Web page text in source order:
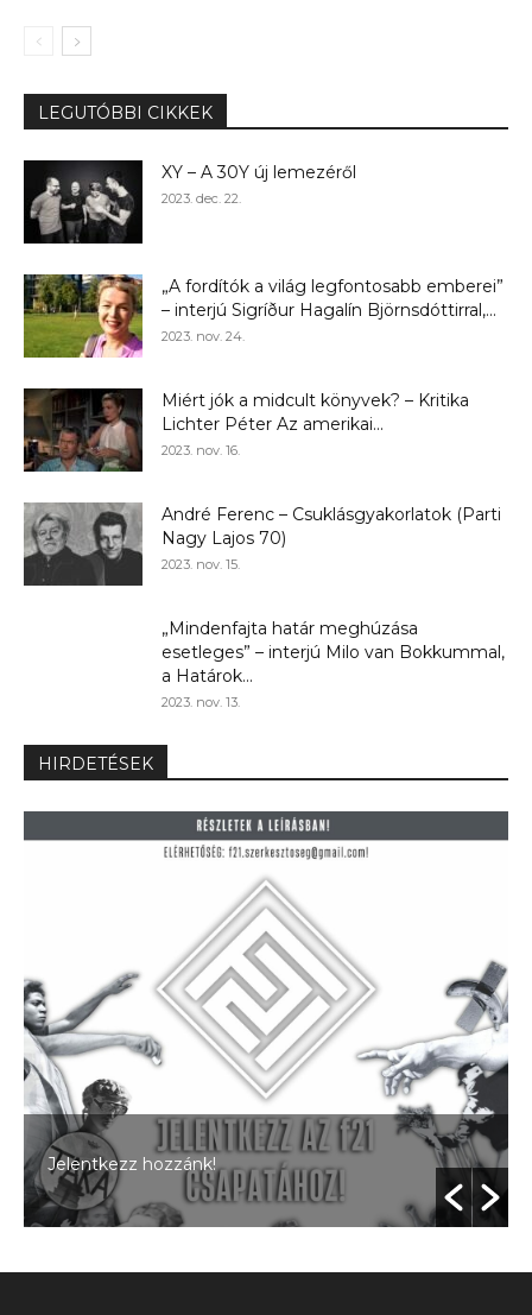
LEGUTÓBBI CIKKEK
XY – A 30Y új lemezéről
2023. dec. 22.
„A fordítók a világ legfontosabb emberei”
– interjú Sigríður Hagalín Björnsdóttirral,...
2023. nov. 24.
Miért jók a midcult könyvek? – Kritika
Lichter Péter Az amerikai...
2023. nov. 16.
André Ferenc – Csuklásgyakorlatok (Parti
Nagy Lajos 70)
2023. nov. 15.
„Mindenfajta határ meghúzása
esetleges” – interjú Milo van Bokkummal,
a Határok...
2023. nov. 13.
HIRDETÉSEK
Jelentkezz hozzánk!